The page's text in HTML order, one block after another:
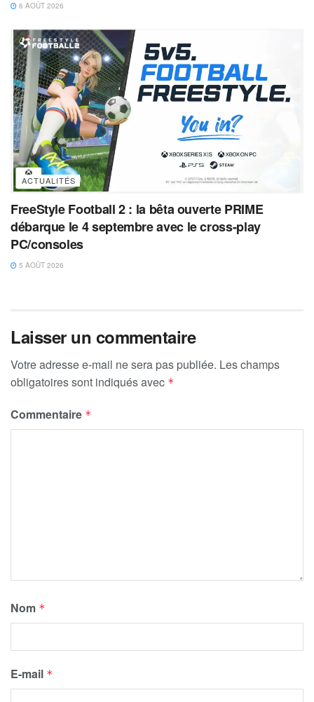
6 AOÛT 2026
ACTUALITÉS
FreeStyle Football 2 : la bêta ouverte PRIME
débarque le 4 septembre avec le cross-play
PC/consoles
5 AOÛT 2026
Laisser un commentaire
Votre adresse e-mail ne sera pas publiée. Les champs
obligatoires sont indiqués avec *
Commentaire *
Nom *
E-mail *